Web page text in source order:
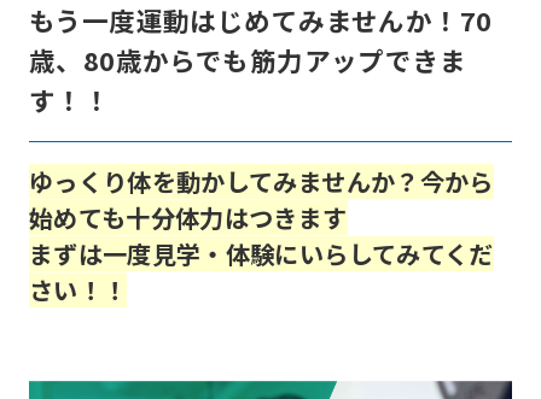
もう一度運動はじめてみませんか！70
歳、80歳からでも筋力アップできま
す！！
ゆっくり体を動かしてみませんか？今から
始めても十分体力はつきます
まずは一度見学・体験にいらしてみてくだ
さい！！